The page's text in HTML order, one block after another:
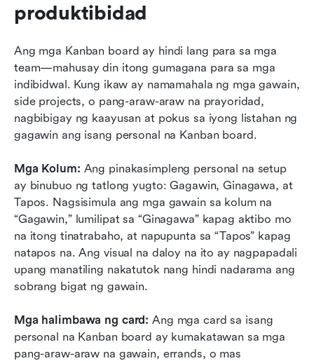
produktibidad
Ang mga Kanban board ay hindi lang para sa mga
team—mahusay din itong gumagana para sa mga
indibidwal. Kung ikaw ay namamahala ng mga gawain,
side projects, o pang-araw-araw na prayoridad,
nagbibigay ng kaayusan at pokus sa iyong listahan ng
gagawin ang isang personal na Kanban board.
Mga Kolum: Ang pinakasimpleng personal na setup
ay binubuo ng tatlong yugto: Gagawin, Ginagawa, at
Tapos. Nagsisimula ang mga gawain sa kolum na
“Gagawin,” lumilipat sa “Ginagawa” kapag aktibo mo
na itong tinatrabaho, at napupunta sa “Tapos” kapag
natapos na. Ang visual na daloy na ito ay nagpapadali
upang manatiling nakatutok nang hindi nadarama ang
sobrang bigat ng gawain.
Mga halimbawa ng card: Ang mga card sa isang
personal na Kanban board ay kumakatawan sa mga
pang-araw-araw na gawain, errands, o mas